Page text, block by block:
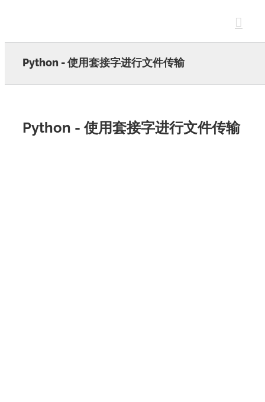
Python - 使用套接字进行文件传输
Python - 使用套接字进行文件传输